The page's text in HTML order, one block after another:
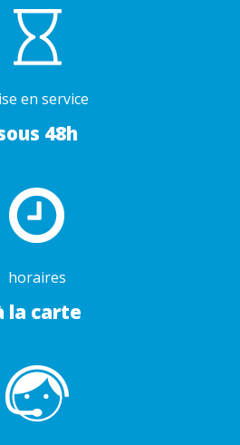
en service
48h
horaires
la carte